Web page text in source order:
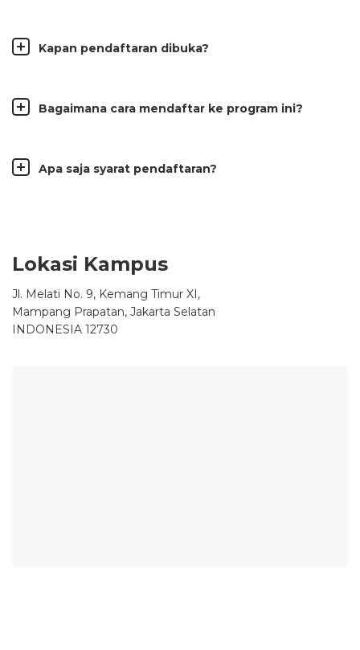
Kapan pendaftaran dibuka?
Bagaimana cara mendaftar ke program ini?
Apa saja syarat pendaftaran?
Lokasi Kampus
Jl. Melati No. 9, Kemang Timur XI,
Mampang Prapatan, Jakarta Selatan
INDONESIA 12730